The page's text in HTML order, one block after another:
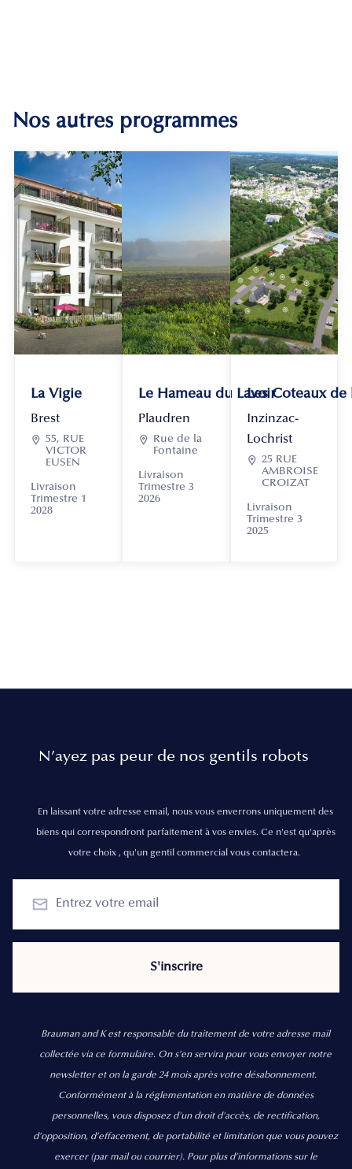
Nos autres programmes
La Vigie
Brest
 55, RUE
VICTOR
EUSEN
Livraison
Trimestre 1
2028
Le Hameau du Lavoir
Plaudren

Rue de la
Fontaine
Livraison
Trimestre 3
2026
Les Coteaux
Inzinzac-
Lochrist
 25 RUE
AMBROISE
CROIZAT
Livraison
Trimestre 3
2025
N’ayez pas peur de nos gentils robots
En laissant votre adresse email, nous vous enverrons uniquement des
biens qui correspondront parfaitement à vos envies. Ce n'est qu'après
votre choix , qu'un gentil commercial vous contactera.
Brauman and K est responsable du traitement de votre adresse mail
collectée via ce formulaire. On s’en servira pour vous envoyer notre
newsletter et on la garde 24 mois après votre désabonnement.
Conformément à la réglementation en matière de données
personnelles, vous disposez d'un droit d'accès, de rectification,
d’opposition, d’effacement, de portabilité et limitation que vous pouvez
exercer (par mail ou courrier). Pour plus d’informations sur le